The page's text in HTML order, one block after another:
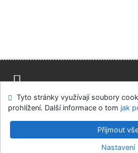
Mapa stránek Přístupnost
Modul OpenSearch
Napište nám
Univerzitní knihovna - Univerzita
v.4.8.63a-
Tyto stránky využívají soubory
prohlížení. Další informace o tom jak
Přijmout
Nastavení